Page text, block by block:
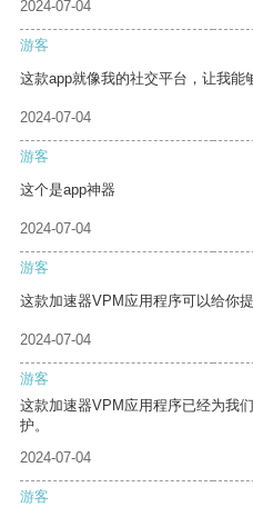
2024-07-04
游客
这款app就像我的社交平台，让我能
2024-07-04
游客
这个是app神器
2024-07-04
游客
这款加速器VPM应用程序可以给你
2024-07-04
游客
这款加速器VPM应用程序已经为我
护。
2024-07-04
游客